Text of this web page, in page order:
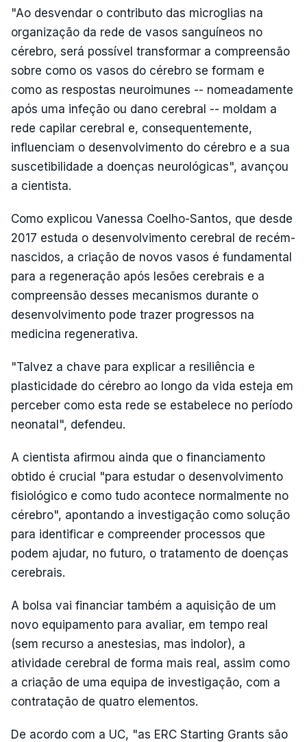
"Ao desvendar o contributo das microglias na
organização da rede de vasos sanguíneos no
cérebro, será possível transformar a compreensão
sobre como os vasos do cérebro se formam e
como as respostas neuroimunes -- nomeadamente
após uma infeção ou dano cerebral -- moldam a
rede capilar cerebral e, consequentemente,
influenciam o desenvolvimento do cérebro e a sua
suscetibilidade a doenças neurológicas", avançou
a cientista.
Como explicou Vanessa Coelho-Santos, que desde
2017 estuda o desenvolvimento cerebral de recém-
nascidos, a criação de novos vasos é fundamental
para a regeneração após lesões cerebrais e a
compreensão desses mecanismos durante o
desenvolvimento pode trazer progressos na
medicina regenerativa.
"Talvez a chave para explicar a resiliência e
plasticidade do cérebro ao longo da vida esteja em
perceber como esta rede se estabelece no período
neonatal", defendeu.
A cientista afirmou ainda que o financiamento
obtido é crucial "para estudar o desenvolvimento
fisiológico e como tudo acontece normalmente no
cérebro", apontando a investigação como solução
para identificar e compreender processos que
podem ajudar, no futuro, o tratamento de doenças
cerebrais.
A bolsa vai financiar também a aquisição de um
novo equipamento para avaliar, em tempo real
(sem recurso a anestesias, mas indolor), a
atividade cerebral de forma mais real, assim como
a criação de uma equipa de investigação, com a
contratação de quatro elementos.
De acordo com a UC, "as ERC Starting Grants são